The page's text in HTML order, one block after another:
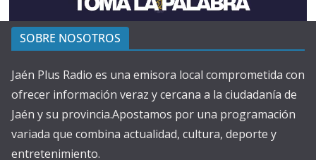
SOBRE NOSOTROS
Jaén Plus Radio es una emisora local comprometida con
ofrecer información veraz y cercana a la ciudadanía de
Jaén y su provincia.Apostamos por una programación
variada que combina actualidad, cultura, deporte y
entretenimiento.